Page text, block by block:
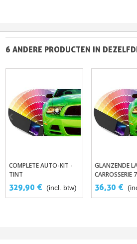
6 ANDERE PRODUCTEN IN
In Winkelwagen
COMPLETE AUTO-KIT -
TINT
329,90 € (incl. btw)
In
GLANZENDE
CARROSSERIE
AUTO-TINT
36,30 €